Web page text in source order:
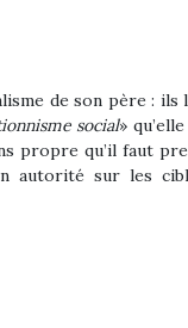
de son père :
social»
propre qu’il faut
autorité sur les